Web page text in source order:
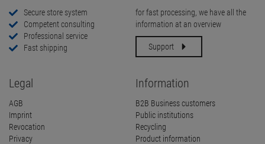
Secure store system
Competent consulting
Professional service
Fast shipping
for fast processing, we have all the
information at an overview
Support
Legal
AGB
Imprint
Revocation
Privacy
Information
B2B Business customers
Public institutions
Recycling
Product information